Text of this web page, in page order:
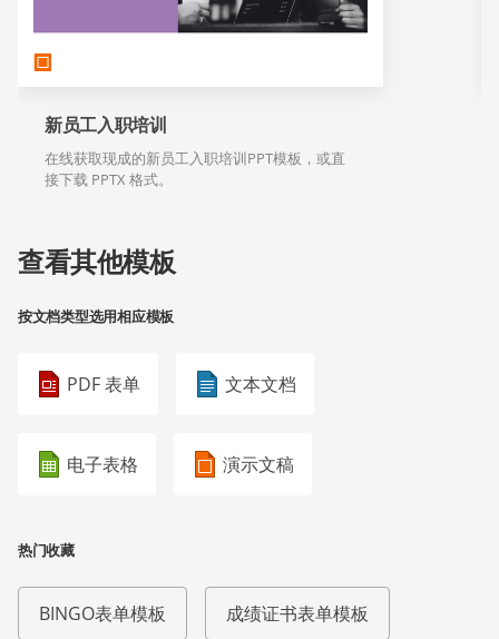
新员工入职培训
在线获取现成的新员工入职培训PPT模板，或直
接下载 PPTX 格式。
查看其他模板
按文档类型选用相应模板
PDF 表单 文本文档
电子表格 演示文稿
热门收藏
BINGO表单模板 成绩证书表单模板